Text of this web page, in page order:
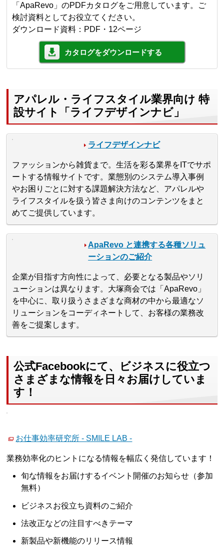
「ApaRevo」のPDFカタログをご用意しています。ご
検討資料としてお役立てください。
ダウンロード資料：PDF・12ページ
カタログをダウンロードする
アパレル・ライフスタイル業界向け 特
設サイト「ライフデザインナビ」
ライフデザインナビ
ファッションから雑貨まで。生活を彩る業界をITでサポ
ートする情報サイトです。業態別のシステム導入事例
やお困りごとに対する課題解決方法など、アパレルや
ライフスタイルを扱う皆さま向けのコンテンツをまと
めてご提供しています。
ApaRevo と連携する各種ソリュ
ーションのご紹介
企業が目指す方向性によって、必要となる製品やソリ
ューションは異なります。大塚商会では「ApaRevo」
を中心に、取り扱うさまざまな商材の中から最適なソ
リューションをコーディネートして、お客様の業務改
善をご提案します。
公式Facebookにて、ビジネスに役立つ
さまざまな情報を日々お届けしていま
す！
お仕事効率研究所 - SMILE LAB -
業務効率化のヒントになる情報を幅広く発信しています！
旬な情報をお届けするイベント開催のお知らせ（参加
無料）
ビジネスお役立ち資料のご紹介
法改正などの注目すべきテーマ
新製品や新機能のリリース情報